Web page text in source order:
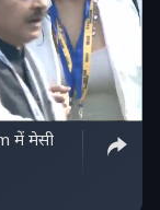
में मेसी